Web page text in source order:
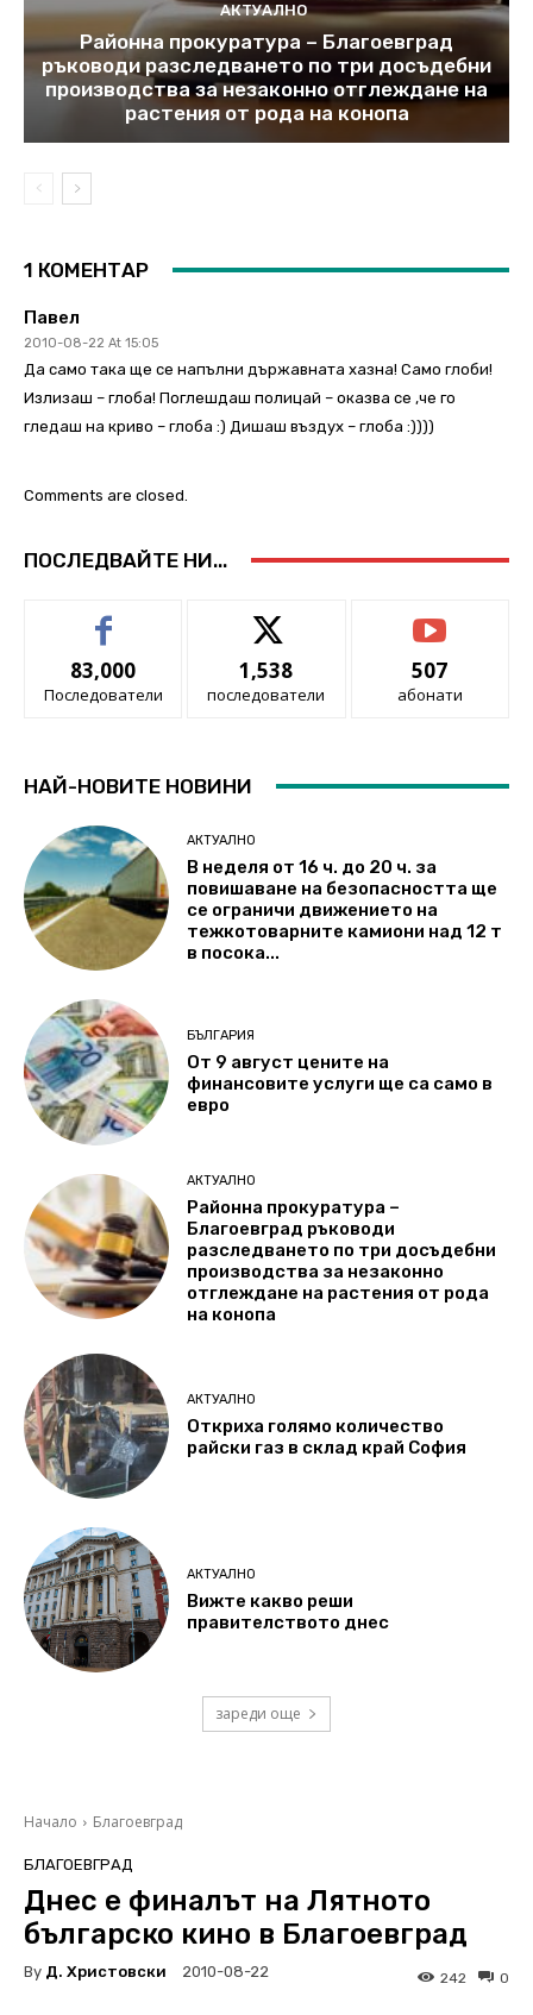
АКТУАЛНО
Районна прокуратура – Благоевград
ръководи разследването по три досъдебни
производства за незаконно отглеждане на
растения от рода на конопа
1 КОМЕНТАР
Павел
2010-08-22 At 15:05
Да само така ще се напълни държавната хазна! Само глоби!
Излизаш – глоба! Поглешдаш полицай – оказва се ,че го
гледаш на криво – глоба :) Дишаш въздух – глоба :))))
Comments are closed.
ПОСЛЕДВАЙТЕ НИ...
83,000
Последователи
1,538
последователи
507
абонати
НАЙ-НОВИТЕ НОВИНИ
АКТУАЛНО
В неделя от 16 ч. до 20 ч. за
повишаване на безопасността ще
се ограничи движението на
тежкотоварните камиони над 12 т
в посока...
БЪЛГАРИЯ
От 9 август цените на
финансовите услуги ще са само в
евро
АКТУАЛНО
Районна прокуратура –
Благоевград ръководи
разследването по три досъдебни
производства за незаконно
отглеждане на растения от рода
на конопа
АКТУАЛНО
Откриха голямо количество
райски газ в склад край София
АКТУАЛНО
Вижте какво реши
правителството днес
зареди още